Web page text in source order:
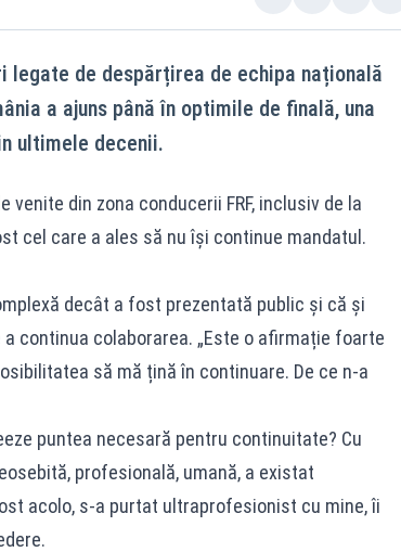
legate de despărțirea de echipa națională
a ajuns până în optimile de finală, una
ultimele decenii.
din zona conducerii FRF, inclusiv de la
cel care a ales să nu își continue mandatul.
decât a fost prezentată public și că și
continua colaborarea. „Este o afirmație foarte
să mă țină în continuare. De ce n-a
puntea necesară pentru continuitate? Cu
profesională, umană, a existat
acolo, s-a purtat ultraprofesionist cu mine, îi